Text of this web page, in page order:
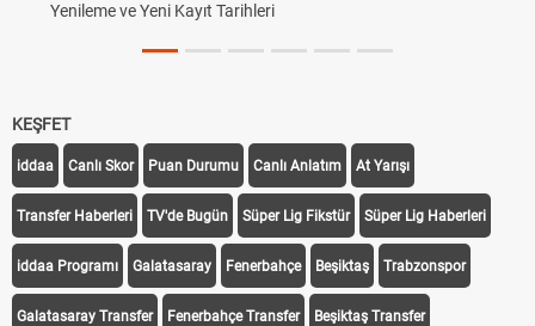
Yenileme ve Yeni Kayıt Tarihleri
KEŞFET
iddaa Canlı Skor Puan Durumu Canlı Anlatım At Yarışı
Transfer Haberleri TV'de Bugün Süper Lig Fikstür Süper Lig Haberleri
iddaa Programı Galatasaray Fenerbahçe Beşiktaş Trabzonspor
Galatasaray Transfer Fenerbahçe Transfer Beşiktaş Transfer